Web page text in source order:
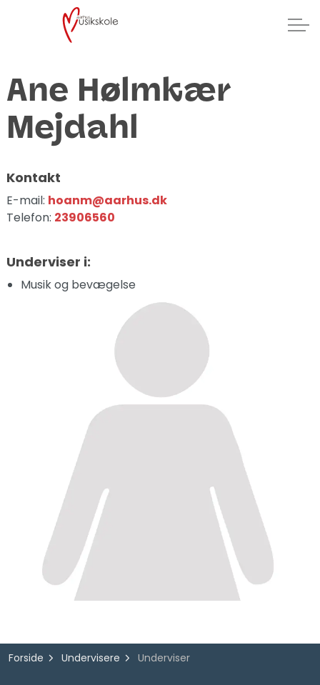
Ane Hølmkær
Mejdahl
Kontakt
E-mail: hoanm@aarhus.dk
Telefon: 23906560
Underviser i:
Musik og bevægelse
Forside Undervisere Underviser